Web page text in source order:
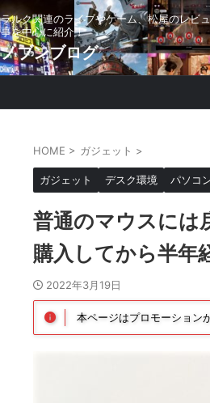
ラルク関連のライブやゲーム、松屋のレビュ
事を中心に紹介！
ノブンブログ
HOME > ガジェット >
ガジェット デスク環境 パソコ
普通のマウスに
購入してから半年
2022年3月19日
本ページはプロモーション